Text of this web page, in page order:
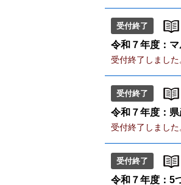
受付終了
令和７年度：
受付終了しました
受付終了
令和７年度：
受付終了しました
受付終了
令和７年度：5